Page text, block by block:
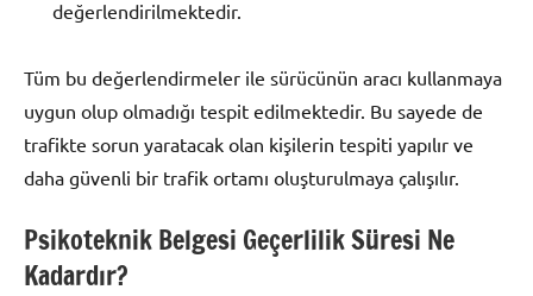
değerlendirilmektedir.
Tüm bu değerlendirmeler ile sürücünün aracı kullanmaya
uygun olup olmadığı tespit edilmektedir. Bu sayede de
trafikte sorun yaratacak olan kişilerin tespiti yapılır ve
daha güvenli bir trafik ortamı oluşturulmaya çalışılır.
Psikoteknik Belgesi Geçerlilik Süresi Ne
Kadardır?